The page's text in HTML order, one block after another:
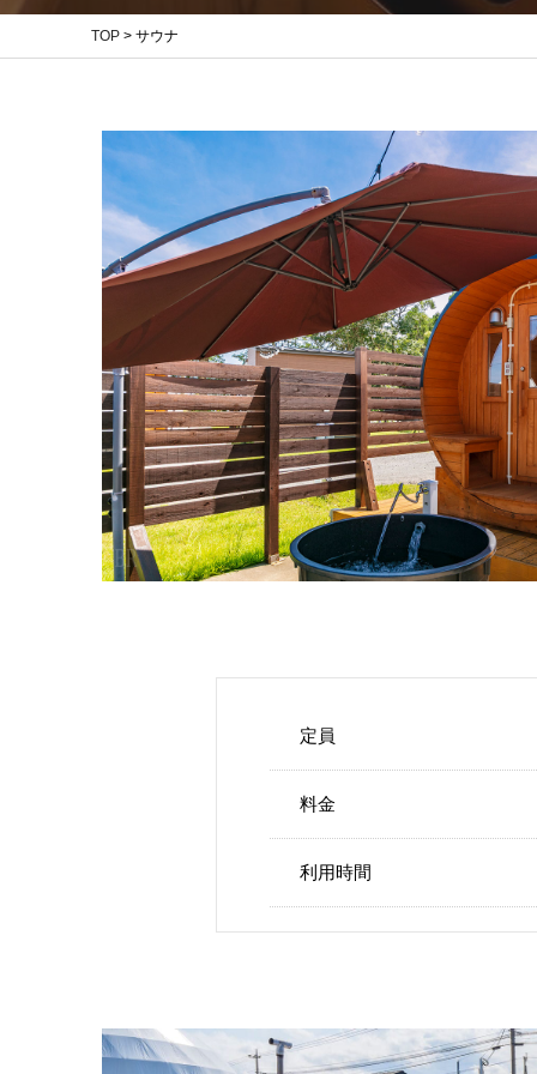
TOP > サウナ
定員
料金
利用時間